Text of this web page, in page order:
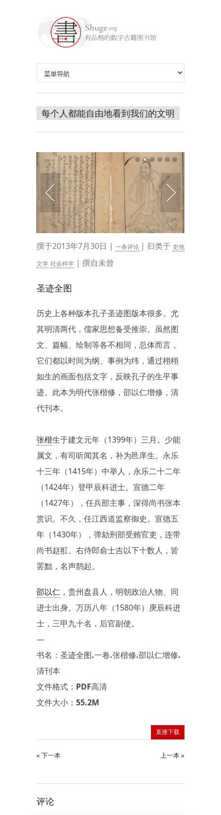
每个人都能自由地看到我们的文明
撰于2013年7月30日 | 一条评论 | 归类于 史地
文学 社会科学 | 撰自未曾
圣迹全图
历史上各种版本孔子圣迹图版本很多。尤
其明清两代，儒家思想备受推崇。虽然图
文、篇幅、绘制等各不相同，总体而言，
它们都以时间为纲、事例为纬，通过栩栩
如生的画面包括文字，反映孔子的生平事
迹。此本为明代张楷修，邵以仁增修，清
代刊本。
张楷生于建文元年（1399年）三月。少能
属文，有司听闻其名，补为邑庠生。永乐
十三年（1415年）中举人，永乐二十二年
（1424年）登甲辰科进士。宣德二年
（1427年），任兵部主事，深得尚书张本
赏识。不久，任江西道监察御史。宣德五
年（1430年），弹劾刑部受贿官吏，连带
尚书赵羾、右侍郎俞士吉以下十数人，皆
罢黜，名声鹊起。
邵以仁 ，贵州盘县人，明朝政治人物、同
进士出身。万历八年（1580年）庚辰科进
士，三甲九十名，后官副使。
—
书名：圣迹全图.一卷.张楷修.邵以仁增修.
清刊本
文件格式：PDF高清
文件大小：55.2M
直接下载
« 下一本 上一本 »
评论